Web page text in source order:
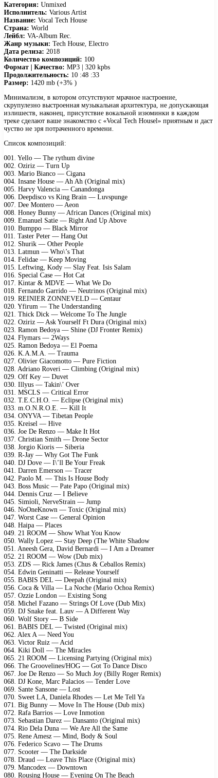
Категория: Unmixed
Исполнитель: Various Artist
Название: Vocal Tech House
Страна: World
Лейбл: VA-Album Rec.
Жанр музыки: Tech House, Electro
Дата релиза: 2018
Количество композиций: 100
Формат | Качество: MP3 | 320 kpbs
Продолжительность: 10 :48 :33
Размер: 1420 mb (+3% )
Минимализм, в котором отсутствуют мрачное настроение,
скрупулезно выстроенная музыкальная архитектура, не допускающая
излишеств, наконец, присутствие вокальной изюминки в каждом
треке сделают ваше знакомство с «Vocal Tech Housel» приятным и даст
чуство не зря потраченного времени.
Список композиций:
001. Yello — The rythum divine
002. Oziriz — Turn Up
003. Mario Bianco — Cigana
004. Insane House — Ah Ah (Original mix)
005. Harvy Valencia — Canandonga
006. Deepdisco vs King Brain — Luvspunge
007. Dee Montero — Aeon
008. Honey Bunny — African Dances (Original mix)
009. Emanuel Satie — Right And Up Above
010. Bumppo — Black Mirror
011. Taster Peter — Hang Out
012. Shurik — Other People
013. Latmun — Who\’s That
014. Felidae — Keep Moving
015. Leftwing, Kody — Slay Feat. Isis Salam
016. Special Case — Hot Cat
017. Kintar & MDVE — What We Do
018. Fernando Garrido — Neutrinos (Original mix)
019. REINIER ZONNEVELD — Centaur
020. Yfirum — The Understanding
021. Thick Dick — Welcome To The Jungle
022. Oziriz — Ask Yourself Ft Dura (Original mix)
023. Ramon Bedoya — Shine (DJ Fronter Remix)
024. Flymars — 2Ways
025. Ramon Bedoya — El Poema
026. K.A.M.A. — Trauma
027. Olivier Giacomotto — Pure Fiction
028. Adriano Roveri — Climbing (Original mix)
029. Off Key — Duvet
030. Illyus — Takin\’ Over
031. MSCLS — Critical Error
032. T.E.C.H.O. — Eclipse (Original mix)
033. m.O.N.R.O.E. — Kill It
034. ONYVA — Tibetan People
035. Kreisel — Hive
036. Joe De Renzo — Make It Hot
037. Christian Smith — Drone Sector
038. Jorgio Kioris — Siberia
039. R-Jay — Why Got The Funk
040. DJ Dove — I\’ll Be Your Freak
041. Darren Emerson — Tracer
042. Paolo M. — This Is House Body
043. Boss Music — Pate Papo (Original mix)
044. Dennis Cruz — I Believe
045. Simioli, NerveStrain — Jump
046. NoOneKnown — Toxic (Original mix)
047. Worst Case — General Opinion
048. Haipa — Places
049. 21 ROOM — Show What You Know
050. Wally Lopez — Stay Deep (The White Shadow
051. Aneesh Gera, David Bernardi — I Am a Dreamer
052. 21 ROOM — Wow (Dub mix)
053. ZDS — Rick James (Chus & Ceballos Remix)
054. Edwin Geninatti — Release Yourself
055. BABIS DEL — Deepah (Original mix)
056. Coca & Villa — La Noche (Mario Ochoa Remix)
057. Ozzie London — Existing Song
058. Michel Fazano — Strings Of Love (Dub Mix)
059. DJ Snake feat. Lauv — A Different Way
060. Wolf Story — B Side
061. BABIS DEL — Twisted (Original mix)
062. Alex A — Need You
063. Victor Ruiz — Acid
064. Kiki Doll — The Miracles
065. 21 ROOM — Licensing Partying (Original mix)
066. The Groovelines/HOG — Got To Dance Disco
067. Joe De Renzo — So Much Joy (Billy Roger Remix)
068. DJ Kone, Marc Palacios — Tender Love
069. Sante Sansone — Lost
070. Sweet LA, Daniela Rhodes — Let Me Tell Ya
071. Big Bunny — Move In The House (Dub mix)
072. Rafa Barrios — Love Inmotion
073. Sebastian Darez — Dansanto (Original mix)
074. Rio Dela Duna — We Are All the Same
075. Rene Amesz — Mind, Body & Soul
076. Federico Scavo — The Drums
077. Scooter — The Darkside
078. Draud — Leave This Place (Original mix)
079. Mancodex — Downtown
080. Rousing House — Evening On The Beach